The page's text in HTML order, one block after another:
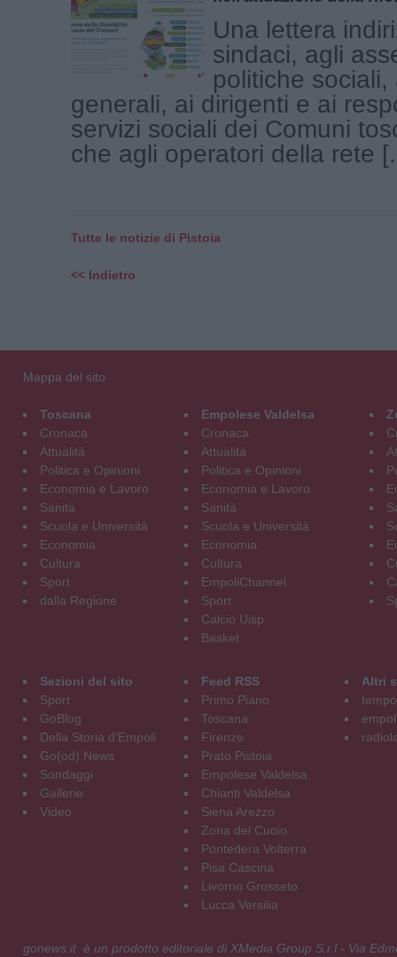
Una lettera
sindaci, agli
politiche sociali,
generali, ai dirigenti e ai
servizi sociali dei Comuni
che agli operatori della rete
Tutte le notizie di Pistoia
<< Indietro
Mappa del sito
Toscana
Cronaca
Attualità
Politica e Opinioni
Economia e Lavoro
Sanità
Scuola e Università
Economia
Cultura
Sport
dalla Regione
Empolese Valdelsa
Cronaca
Attualità
Politica e Opinioni
Economia e Lavoro
Sanità
Scuola e Università
Economia
Cultura
EmpoliChannel
Sport
Calcio Uisp
Basket
Sezioni del sito
Sport
GoBlog
Della Storia d'Empoli
Go(od) News
Sondaggi
Gallerie
Video
Feed RSS
Primo Piano
Toscana
Firenze
Prato Pistoia
Empolese Valdelsa
Chianti Valdelsa
Siena Arezzo
Zona del Cuoio
Pontedera Volterra
Pisa Cascina
Livorno Grosseto
Lucca Versilia
Altri
gonews.it è un prodotto editoriale di XMedia Group S.r.l - Via